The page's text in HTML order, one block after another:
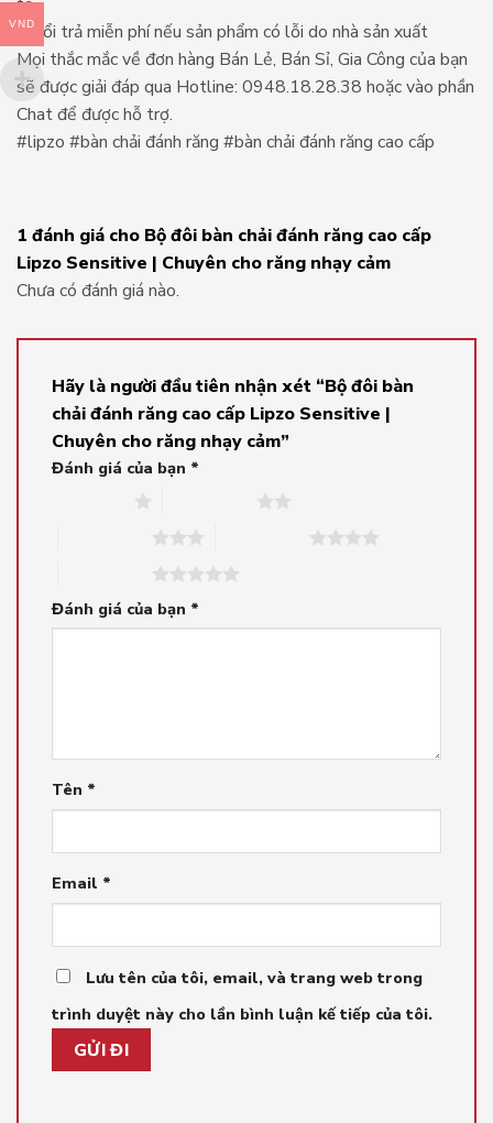
– Đổi trả miễn phí nếu sản phẩm có lỗi do nhà sản xuất
Mọi thắc mắc về đơn hàng Bán Lẻ, Bán Sỉ, Gia Công của bạn
sẽ được giải đáp qua Hotline: 0948.18.28.38 hoặc vào phần
Chat để được hỗ trợ.
#lipzo #bàn chải đánh răng #bàn chải đánh răng cao cấp
1 đánh giá cho Bộ đôi bàn chải đánh răng cao cấp
Lipzo Sensitive | Chuyên cho răng nhạy cảm
Chưa có đánh giá nào.
Hãy là người đầu tiên nhận xét “Bộ đôi bàn
chải đánh răng cao cấp Lipzo Sensitive |
Chuyên cho răng nhạy cảm”
Đánh giá của bạn *
Đánh giá của bạn *
Tên *
Email *
Lưu tên của tôi, email, và trang web trong
trình duyệt này cho lần bình luận kế tiếp của tôi.
VND